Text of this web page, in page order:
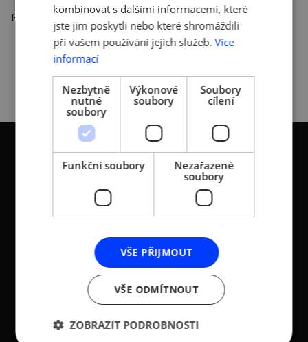
Podcast si poslechněteZDE.
ČLÁNKY
středních podniků a
živnostníků České
republiky (AMSP ČR)
Zápis v OR: Spisová
značka L 12282 vedená u
Městského soudu v
186 00 Praha 8 - Karlín
T:+420 236 080 454
M:+420 733 722 512
web: www.amsp.cz
kombinovat s dalšími informacemi, které
jste jim poskytli nebo které shromáždili
při vašem používání jejich služeb. Více
informací
Nezbytně
nutné
soubory
Výkonové
soubory
Soubory
cílení
Funkční soubory
Nezařazené
soubory
VŠE PŘIJMOUT
VŠE ODMÍTNOUT
ZOBRAZIT PODROBNOSTI